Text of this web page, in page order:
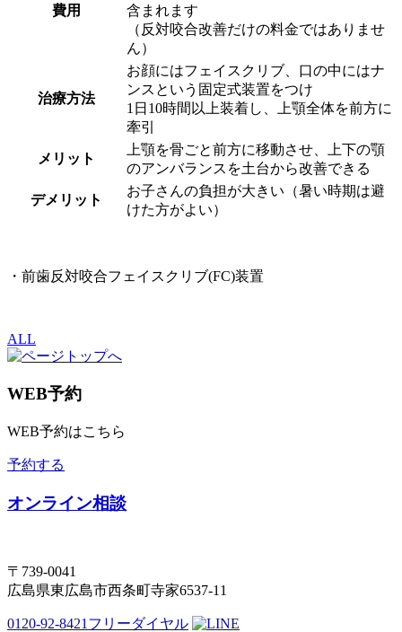
費用
含まれます
（反対咬合改善だけの料金ではありませ
ん）
治療方法
お顔にはフェイスクリブ、口の中にはナ
ンスという固定式装置をつけ
1日10時間以上装着し、上顎全体を前方に
牽引
メリット
上顎を骨ごと前方に移動させ、上下の顎
のアンバランスを土台から改善できる
デメリット
お子さんの負担が大きい（暑い時期は避
けた方がよい）
・前歯反対咬合フェイスクリブ(FC)装置
ALL
WEB予約
WEB予約はこちら
予約する
オンライン相談
〒739-0041
広島県東広島市西条町寺家6537-11
0120-92-8421 フリーダイヤル